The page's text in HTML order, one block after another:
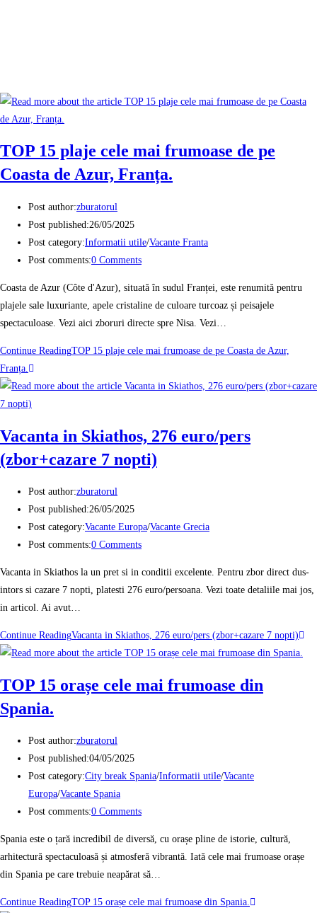
TOP 15 plaje cele mai frumoase de pe
Coasta de Azur, Franța.
Post author:zburatorul
Post published:26/05/2025
Post category:Informatii utile/Vacante Franta
Post comments:0 Comments
Coasta de Azur (Côte d'Azur), situată în sudul Franței, este renumită pentru
plajele sale luxuriante, apele cristaline de culoare turcoaz și peisajele
spectaculoase. Vezi aici zboruri directe spre Nisa. Vezi…
Continue ReadingTOP 15 plaje cele mai frumoase de pe Coasta de Azur,
Franța.
Vacanta in Skiathos, 276 euro/pers
(zbor+cazare 7 nopti)
Post author:zburatorul
Post published:26/05/2025
Post category:Vacante Europa/Vacante Grecia
Post comments:0 Comments
Vacanta in Skiathos la un pret si in conditii excelente. Pentru zbor direct dus-
intors si cazare 7 nopti, platesti 276 euro/persoana. Vezi toate detaliile mai jos,
in articol. Ai avut…
Continue ReadingVacanta in Skiathos, 276 euro/pers (zbor+cazare 7 nopti)
TOP 15 orașe cele mai frumoase din
Spania.
Post author:zburatorul
Post published:04/05/2025
Post category:City break Spania/Informatii utile/Vacante
Europa/Vacante Spania
Post comments:0 Comments
Spania este o țară incredibil de diversă, cu orașe pline de istorie, cultură,
arhitectură spectaculoasă și atmosferă vibrantă. Iată cele mai frumoase orașe
din Spania pe care trebuie neapărat să…
Continue ReadingTOP 15 orașe cele mai frumoase din Spania.